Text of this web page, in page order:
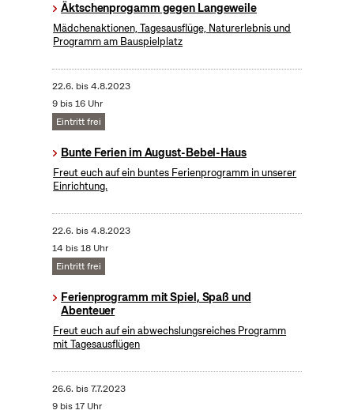
Äktschenprogamm gegen Langeweile
Mädchenaktionen, Tagesausflüge, Naturerlebnis und
Programm am Bauspielplatz
22.6. bis4.8.2023
9 bis 16 Uhr
Eintritt frei
Bunte Ferien im August-Bebel-Haus
Freut euch auf ein buntes Ferienprogramm in unserer
Einrichtung.
22.6. bis4.8.2023
14 bis 18 Uhr
Eintritt frei
Ferienprogramm mit Spiel, Spaß und
Abenteuer
Freut euch auf ein abwechslungsreiches Programm
mit Tagesausflügen
26.6. bis7.7.2023
9 bis 17 Uhr